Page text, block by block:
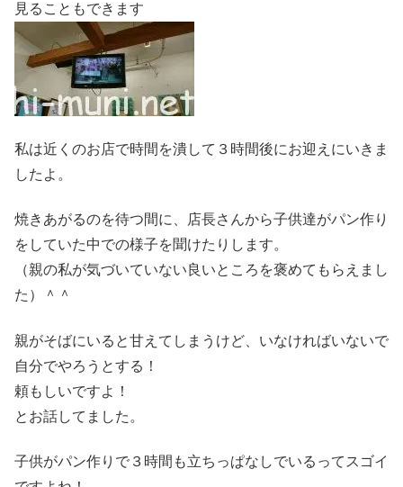
見ることもできます
私は近くのお店で時間を潰して３時間後にお迎えにいきま
したよ。
焼きあがるのを待つ間に、店長さんから子供達がパン作り
をしていた中での様子を聞けたりします。
（親の私が気づいていない良いところを褒めてもらえまし
た）＾＾
親がそばにいると甘えてしまうけど、いなければいないで
自分でやろうとする！
頼もしいですよ！
とお話してました。
子供がパン作りで３時間も立ちっぱなしでいるってスゴイ